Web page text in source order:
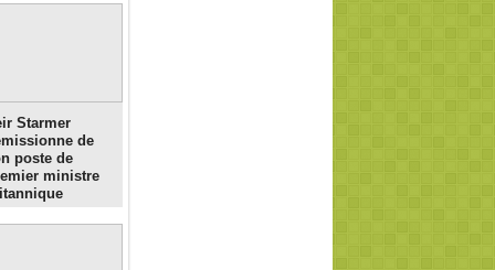
Starmer
de
poste de
ministre